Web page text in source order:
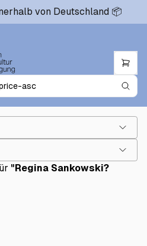
von Deutschland 📦
"Regina Sankowski?